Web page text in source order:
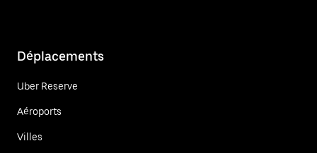
Déplacements
Uber Reserve
Aéroports
Villes